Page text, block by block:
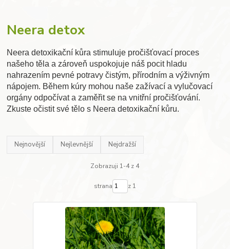
Neera detox
Neera detoxikační kůra stimuluje pročišťovací proces
našeho těla a zároveň uspokojuje náš pocit hladu
nahrazením pevné potravy čistým, přírodním a výživným
nápojem. Během kúry mohou naše zažívací a vylučovací
orgány odpočívat a zaměřit se na vnitřní pročišťování.
Zkuste očistit své tělo s Neera detoxikační kůru.
Nejnovější Nejlevnější Nejdražší
Zobrazuji 1-4 z 4
strana z 1